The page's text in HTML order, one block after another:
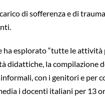
di sofferenza e di
esplorato “tutte le
didattiche, la
con i genitori e per
i docenti italiani per 13